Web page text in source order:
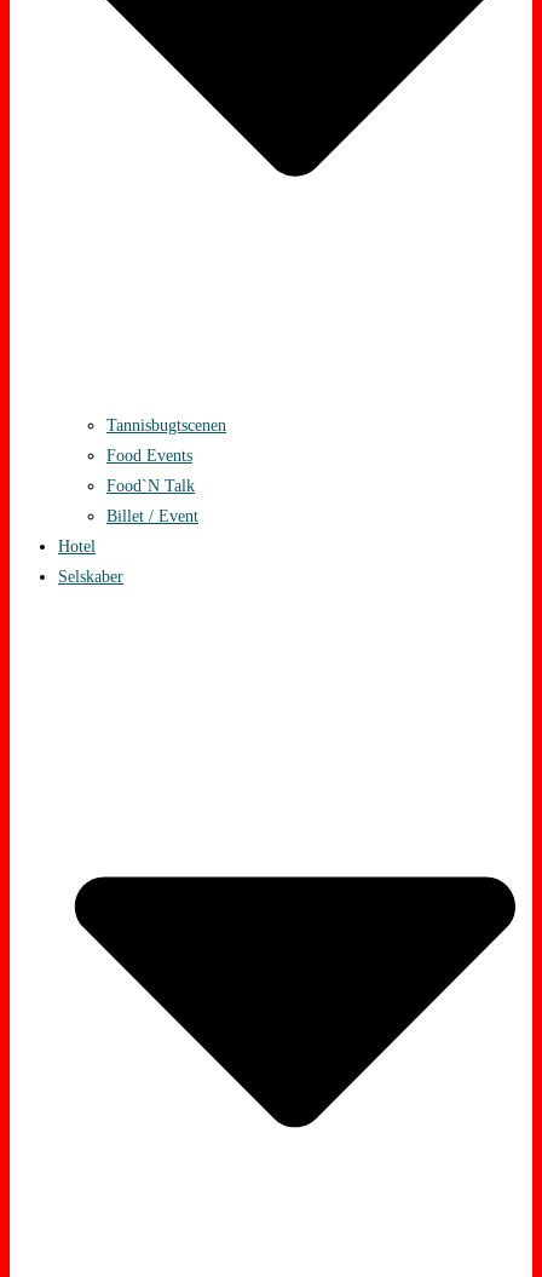
Tannisbugtscenen
Food Events
Food`N Talk
Billet / Event
Hotel
Selskaber